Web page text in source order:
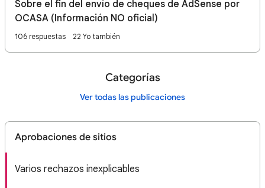
Sobre el fin del envío de cheques de AdSense por
OCASA (Información NO oficial)
106 respuestas 22 Yo también
Categorías
Ver todas las publicaciones
Aprobaciones de sitios
Varios rechazos inexplicables